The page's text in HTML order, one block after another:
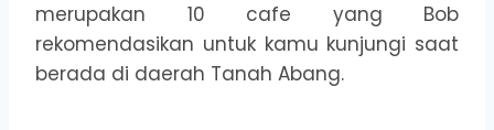
merupakan 10 cafe yang Bob
rekomendasikan untuk kamu kunjungi saat
berada di daerah Tanah Abang.